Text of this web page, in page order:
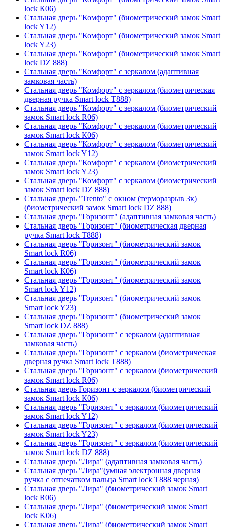
lock К06)
Стальная дверь "Комфорт" (биометрический замок Smart
lock Y12)
Стальная дверь "Комфорт" (биометрический замок Smart
lock Y23)
Стальная дверь "Комфорт" (биометрический замок Smart
lock DZ 888)
Стальная дверь "Комфорт" с зеркалом (адаптивная
замковая часть)
Стальная дверь "Комфорт" с зеркалом (биометрическая
дверная ручка Smart lock T888)
Стальная дверь "Комфорт" с зеркалом (биометрический
замок Smart lock R06)
Стальная дверь "Комфорт" с зеркалом (биометрический
замок Smart lock К06)
Стальная дверь "Комфорт" с зеркалом (биометрический
замок Smart lock Y12)
Стальная дверь "Комфорт" с зеркалом (биометрический
замок Smart lock Y23)
Стальная дверь "Комфорт" с зеркалом (биометрический
замок Smart lock DZ 888)
Стальная дверь "Trento" с окном (терморазрыв 3к)
(биометрический замок Smart lock DZ 888)
Стальная дверь "Горизонт" (адаптивная замковая часть)
Стальная дверь "Горизонт" (биометрическая дверная
ручка Smart lock T888)
Стальная дверь "Горизонт" (биометрический замок
Smart lock R06)
Стальная дверь "Горизонт" (биометрический замок
Smart lock К06)
Стальная дверь "Горизонт" (биометрический замок
Smart lock Y12)
Стальная дверь "Горизонт" (биометрический замок
Smart lock Y23)
Стальная дверь "Горизонт" (биометрический замок
Smart lock DZ 888)
Стальная дверь "Горизонт" с зеркалом (адаптивная
замковая часть)
Стальная дверь "Горизонт" с зеркалом (биометрическая
дверная ручка Smart lock T888)
Стальная дверь "Горизонт" с зеркалом (биометрический
замок Smart lock R06)
Стальная дверь Горизонт с зеркалом (биометрический
замок Smart lock К06)
Стальная дверь "Горизонт" с зеркалом (биометрический
замок Smart lock Y12)
Стальная дверь "Горизонт" с зеркалом (биометрический
замок Smart lock Y23)
Стальная дверь "Горизонт" с зеркалом (биометрический
замок Smart lock DZ 888)
Стальная дверь "Лира" (адаптивная замковая часть)
Стальная дверь "Лира"(умная электронная дверная
ручка с отпечатком пальца Smart lock T888 черная)
Стальная дверь "Лира" (биометрический замок Smart
lock R06)
Стальная дверь "Лира" (биометрический замок Smart
lock K06)
Стальная дверь "Лира" (биометрический замок Smart